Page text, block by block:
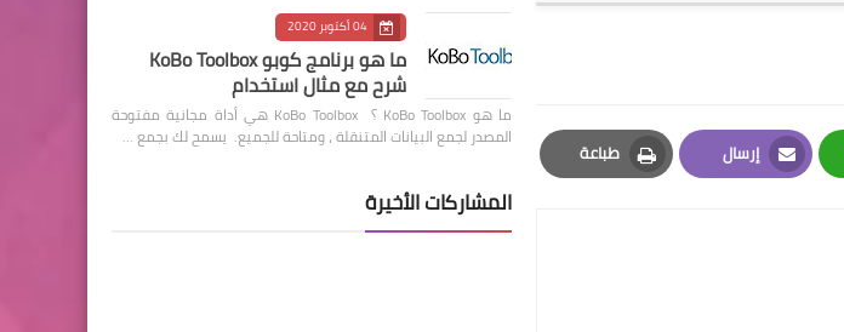
إرسال
Email
طباعة
Print
04 أكتوبر 2020
ما هو برنامج كوبو KoBo Toolbox
شرح مع مثال استخدام
ما هو KoBo Toolbox ؟ KoBo Toolbox هي أداة مجانية مفتوحة
المصدر لجمع البيانات المتنقلة ، ومتاحة للجميع. يسمح لك بجمع …
المشاركات الأخيرة